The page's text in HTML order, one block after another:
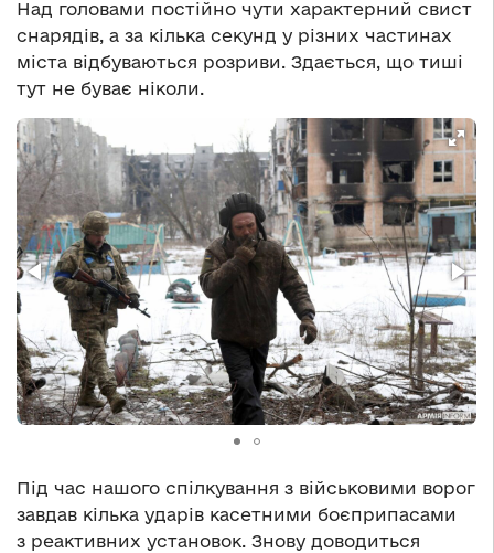
Над головами постійно чути характерний свист
снарядів, а за кілька секунд у різних частинах
міста відбуваються розриви. Здається, що тиші
тут не буває ніколи.
Під час нашого спілкування з військовими ворог
завдав кілька ударів касетними боєприпасами
з реактивних установок. Знову доводиться